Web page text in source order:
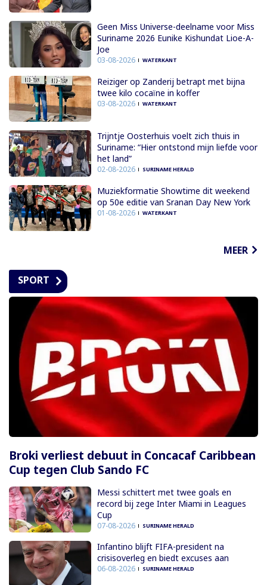
Geen Miss Universe-deelname voor Miss
Suriname 2026 Eunike Kishundat Lioe-A-
Joe
03-08-2026 WATERKANT
Reiziger op Zanderij betrapt met bijna
twee kilo cocaïne in koffer
03-08-2026 WATERKANT
Trijntje Oosterhuis voelt zich thuis in
Suriname: “Hier ontstond mijn liefde voor
het land”
02-08-2026 SURINAME HERALD
Muziekformatie Showtime dit weekend
op 50e editie van Sranan Day New York
01-08-2026 WATERKANT
MEER
SPORT
Broki verliest debuut in Concacaf Caribbean
Cup tegen Club Sando FC
Messi schittert met twee goals en
record bij zege Inter Miami in Leagues
Cup
07-08-2026 SURINAME HERALD
Infantino blijft FIFA-president na
crisisoverleg en biedt excuses aan
06-08-2026 SURINAME HERALD